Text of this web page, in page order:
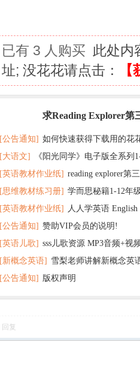
已有 3 人购买 此处内
址; 没花花请点击：
求Reading Explorer第
[公告通知] 如何快速获得下载用的花
[大语文]
《阳光同学》电子版全系列
+英语
[英语教材作业纸] reading explorer第
+音频 百度云网盘下载
[思维教材练习册] 学而思秘籍1-12年
子版PDF全册 百度网盘
[英语教材作业纸] 人人学英语
版pdf 百度网盘下载
[公告通知] 赞助VIP会员的说明!
[英语儿歌] sss儿歌资源 MP3音频+视
百度云网盘下载
[新概念英语] 雪梨老师讲解新概念英
[公告通知] 版权声明
回复